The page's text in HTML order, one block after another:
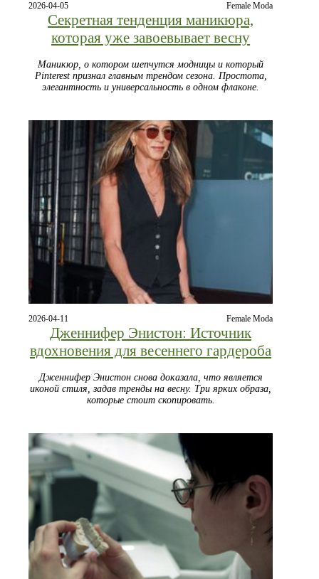
2026-04-05 Female Moda
Секретная тенденция маникюра,
которая уже завоевывает весну
Маникюр, о котором шепчутся модницы и который
Pinterest признал главным трендом сезона. Простота,
элегантность и универсальность в одном флаконе.
2026-04-11 Female Moda
Дженнифер Энистон: Источник
вдохновения для весеннего гардероба
Дженнифер Энистон снова доказала, что является
иконой стиля, задав тренды на весну. Три ярких образа,
которые стоит скопировать.